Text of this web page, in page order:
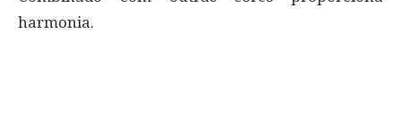
harmonia.